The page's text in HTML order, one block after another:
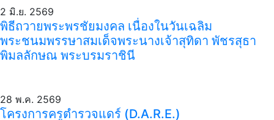
2 มิ.ย. 2569
พิธีถวายพระพรชัยมงคล เนื่องในวันเฉลิม
พระชนมพรรษาสมเด็จพระนางเจ้าสุทิดา พัชรสุธา
พิมลลักษณ พระบรมราชินี
28 พ.ค. 2569
โครงการครูตำรวจแดร์ (D.A.R.E.)